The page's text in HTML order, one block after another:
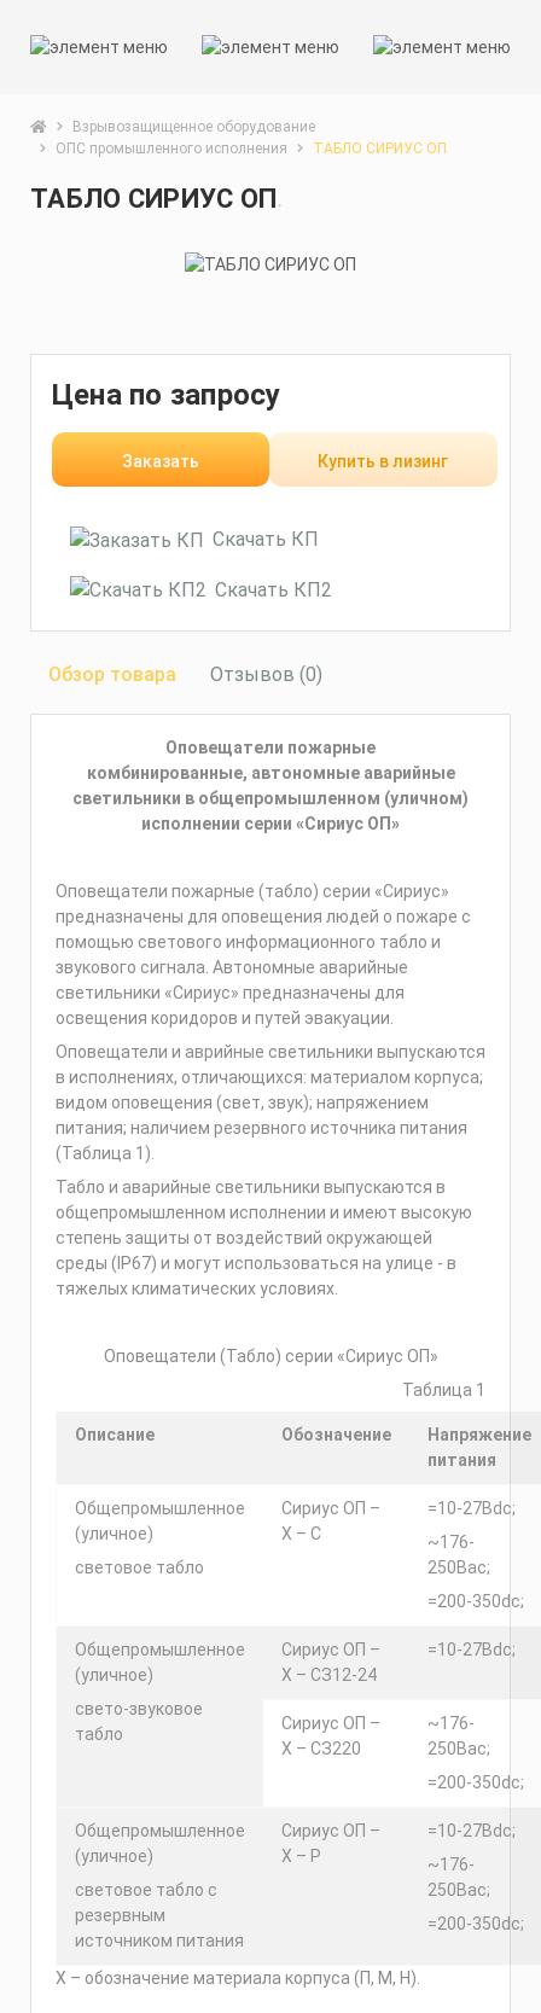
Взрывозащищенное оборудование
ОПС промышленного исполнения
ТАБЛО СИРИУС ОП
ТАБЛО СИРИУС ОП
Цена по запросу
Заказать Купить в лизинг
Скачать КП
Скачать КП2
Обзор товара Отзывов (0)
Оповещатели пожарные
комбинированные, автономные аварийные
светильники в общепромышленном (уличном)
исполнении серии «Сириус ОП»
Оповещатели пожарные (табло) серии «Сириус»
предназначены для оповещения людей о пожаре с
помощью светового информационного табло и
звукового сигнала. Автономные аварийные
светильники «Сириус» предназначены для
освещения коридоров и путей эвакуации.
Оповещатели и аврийные светильники выпускаются
в исполнениях, отличающихся: материалом корпуса;
видом оповещения (свет, звук); напряжением
питания; наличием резервного источника питания
(Таблица 1).
Табло и аварийные светильники выпускаются в
общепромышленном исполнении и имеют высокую
степень защиты от воздействий окружающей
среды (IP67) и могут использоваться на улице - в
тяжелых климатических условиях.
Оповещатели (Табло) серии «Сириус ОП»
Таблица 1
Описание Обозначение
Напряжение
питания
Общепромышленное
(уличное)
световое табло
Сириус ОП –
Х – С
=10-27Вdc;
~176-
250Вac;
=200-350dc;
Общепромышленное
(уличное)
свето-звуковое
табло
Сириус ОП –
Х – СЗ12-24
=10-27Вdc;
Сириус ОП –
Х – СЗ220
~176-
250Вac;
=200-350dc;
Общепромышленное
(уличное)
световое табло с
резервным
источником питания
Сириус ОП –
Х – Р
=10-27Вdc;
~176-
250Вac;
=200-350dc;
Х – обозначение материала корпуса (П, М, Н).